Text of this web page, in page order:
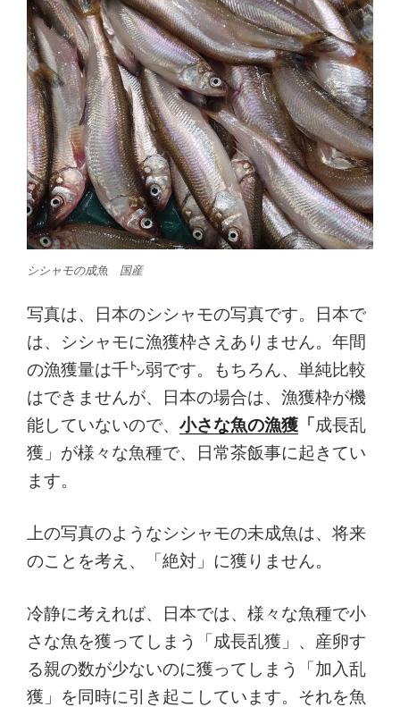
シシャモの成魚 国産
写真は、日本のシシャモの写真です。日本で
は、シシャモに漁獲枠さえありません。年間
の漁獲量は千㌧弱です。もちろん、単純比較
はできませんが、日本の場合は、漁獲枠が機
能していないので、 小さな魚の漁獲 「成長乱
獲」が様々な魚種で、日常茶飯事に起きてい
ます。
上の写真のようなシシャモの未成魚は、将来
のことを考え、「絶対」に獲りません。
冷静に考えれば、日本では、様々な魚種で小
さな魚を獲ってしまう「成長乱獲」、産卵す
る親の数が少ないのに獲ってしまう「加入乱
獲」を同時に引き起こしています。それを魚